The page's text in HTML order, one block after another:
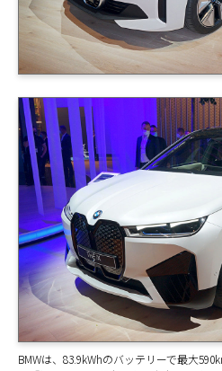
BMWは、83.9kWhのバッテリーで最大